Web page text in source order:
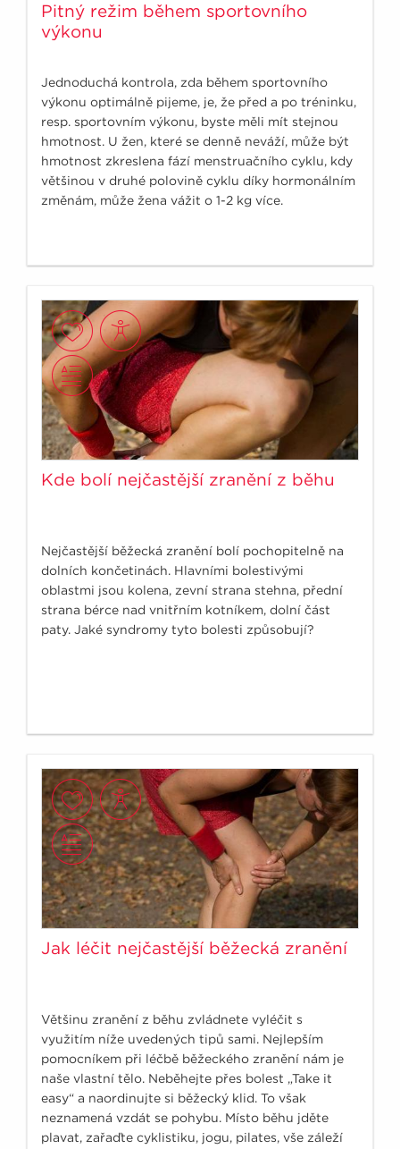
Pitný režim během sportovního
výkonu
Jednoduchá kontrola, zda během sportovního
výkonu optimálně pijeme, je, že před a po tréninku,
resp. sportovním výkonu, byste měli mít stejnou
hmotnost. U žen, které se denně neváží, může být
hmotnost zkreslena fází menstruačního cyklu, kdy
většinou v druhé polovině cyklu díky hormonálním
změnám, může žena vážit o 1-2 kg více.
Kde bolí nejčastější zranění z běhu
Nejčastější běžecká zranění bolí pochopitelně na
dolních končetinách. Hlavními bolestivými
oblastmi jsou kolena, zevní strana stehna, přední
strana bérce nad vnitřním kotníkem, dolní část
paty. Jaké syndromy tyto bolesti způsobují?
Jak léčit nejčastější běžecká zranění
Většinu zranění z běhu zvládnete vyléčit s
využitím níže uvedených tipů sami. Nejlepším
pomocníkem při léčbě běžeckého zranění nám je
naše vlastní tělo. Neběhejte přes bolest „Take it
easy“ a naordinujte si běžecký klid. To však
neznamená vzdát se pohybu. Místo běhu jděte
plavat, zařaďte cyklistiku, jogu, pilates, vše záleží